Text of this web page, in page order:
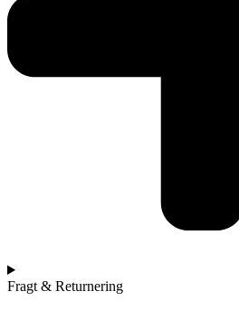
Fragt & Returnering